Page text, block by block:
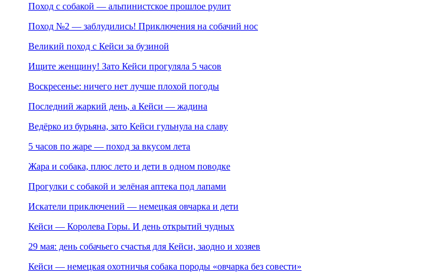
Поход с собакой — альпинистское прошлое рулит
Поход №2 — заблудились! Приключения на собачий нос
Великий поход с Кейси за бузиной
Ищите женщину! Зато Кейси прогуляла 5 часов
Воскресенье: ничего нет лучше плохой погоды
Последний жаркий день, а Кейси — жадина
Ведёрко из бурьяна, зато Кейси гульнула на славу
5 часов по жаре — поход за вкусом лета
Жара и собака, плюс лето и дети в одном поводке
Прогулки с собакой и зелёная аптека под лапами
Искатели приключений — немецкая овчарка и дети
Кейси — Королева Горы. И день открытий чудных
29 мая: день собачьего счастья для Кейси, заодно и хозяев
Кейси — немецкая охотничья собака породы «овчарка без совести»